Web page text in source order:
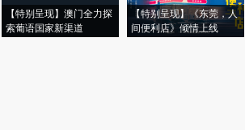
【特别呈现】澳门全力探
索葡语国家新渠道
【特别呈现】《东莞，人
间便利店》倾情上线